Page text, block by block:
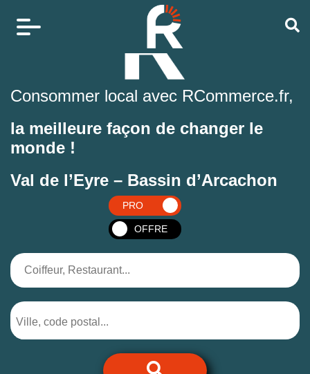
Consommer local avec RCommerce.fr,
la meilleure façon de changer le
monde !
Val de l’Eyre – Bassin d’Arcachon
PRO
OFFRE